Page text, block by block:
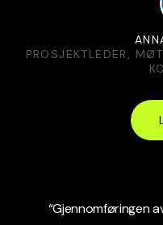
PROSJEKTLEDER,
“Gjennomføringen